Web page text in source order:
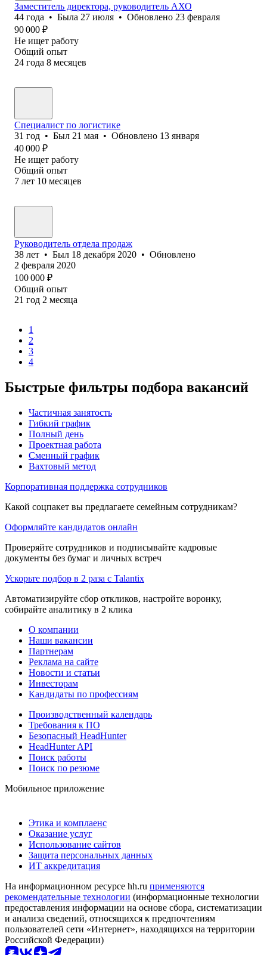
Заместитель директора, руководитель АХО
44 года • Была 27 июля • Обновлено 23 февраля
90 000 ₽
Не ищет работу
Общий опыт
24 года 8 месяцев
Специалист по логистике
31 год • Был 21 мая • Обновлено 13 января
40 000 ₽
Не ищет работу
Общий опыт
7 лет 10 месяцев
Руководитель отдела продаж
38 лет • Был 18 декабря 2020 • Обновлено
2 февраля 2020
100 000 ₽
Общий опыт
21 год 2 месяца
1
2
3
4
Быстрые фильтры подбора вакансий
Частичная занятость
Гибкий график
Полный день
Проектная работа
Сменный график
Вахтовый метод
Корпоративная поддержка сотрудников
Какой соцпакет вы предлагаете семейным сотрудникам?
Оформляйте кандидатов онлайн
Проверяйте сотрудников и подписывайте кадровые
документы без бумаг и личных встреч
Ускорьте подбор в 2 раза с Talantix
Автоматизируйте сбор откликов, настройте воронку,
собирайте аналитику в 2 клика
О компании
Наши вакансии
Партнерам
Реклама на сайте
Новости и статьи
Инвесторам
Кандидаты по профессиям
Производственный календарь
Требования к ПО
Безопасный HeadHunter
HeadHunter API
Поиск работы
Поиск по резюме
Мобильное приложение
Этика и комплаенс
Оказание услуг
Использование сайтов
Защита персональных данных
ИТ аккредитация
На информационном ресурсе hh.ru применяются
рекомендательные технологии (информационные технологии
предоставления информации на основе сбора, систематизации
и анализа сведений, относящихся к предпочтениям
пользователей сети «Интернет», находящихся на территории
Российской Федерации)